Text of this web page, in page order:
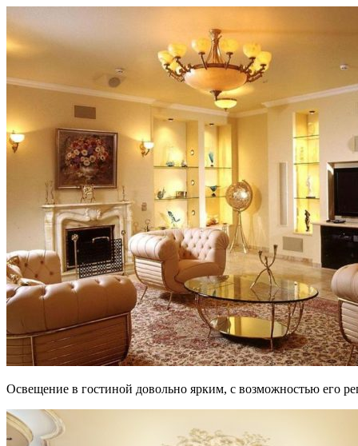
Освещение в гостиной довольно ярким, с возможностью его